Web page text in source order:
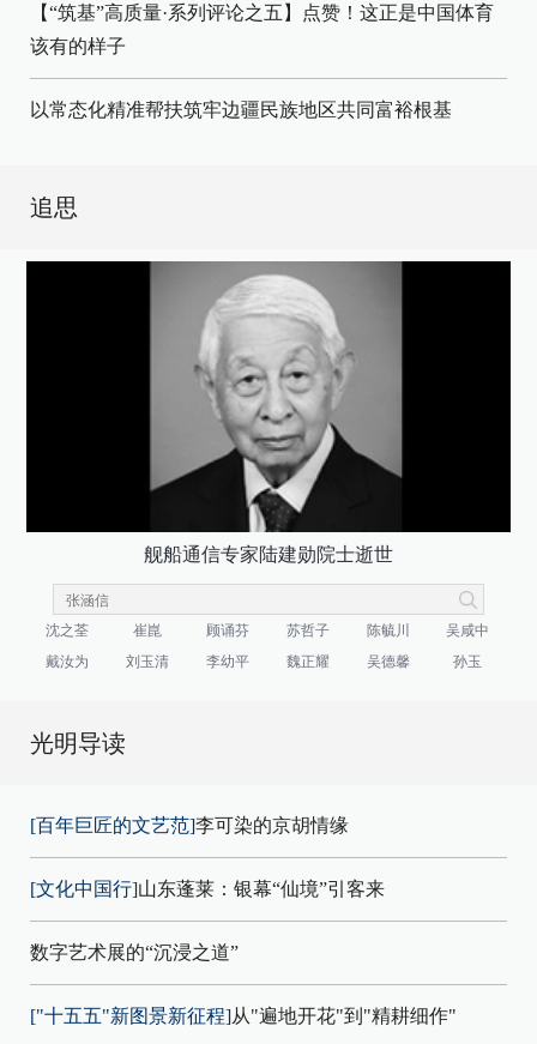
【“筑基”高质量·系列评论之五】点赞！这正是中国体育
该有的样子
以常态化精准帮扶筑牢边疆民族地区共同富裕根基
追思
舰船通信专家陆建勋院士逝世
沈之荃 崔崑 顾诵芬 苏哲子 陈毓川
吴咸中
戴汝为
刘玉清 李幼平 魏正耀 吴德馨 孙玉
光明导读
[百年巨匠的文艺范]李可染的京胡情缘
[文化中国行]山东蓬莱：银幕“仙境”引客来
数字艺术展的“沉浸之道”
["十五五"新图景新征程]从"遍地开花"到"精耕细作"